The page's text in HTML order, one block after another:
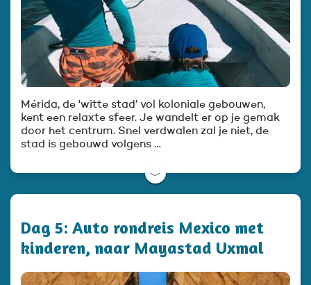
Mérida, de 'witte stad’ vol koloniale gebouwen,
kent een relaxte sfeer. Je wandelt er op je gemak
door het centrum. Snel verdwalen zal je niet, de
stad is gebouwd volgens …
﹀
Dag 5: Auto rondreis Mexico met
kinderen, naar Mayastad Uxmal